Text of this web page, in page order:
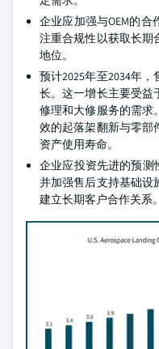
企业应加强与OEM的
注重合规性以获取长期
地位。
预计2025年至2034年
长。这一增长主要受益
修理和大修服务的需求
效的起落架翻新与零部
资产使用寿命。
企业应投资先进的预测
并加强售后支持基础设
建立长期客户合作关系。